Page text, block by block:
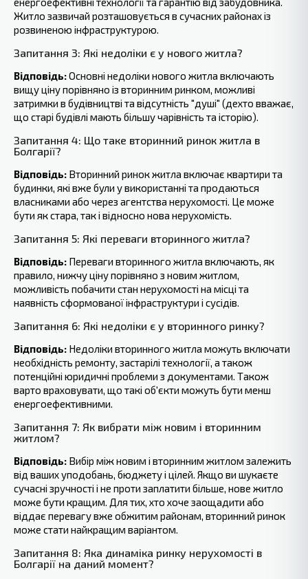
Житло зазвичай розташовується в сучасних районах із
розвиненою інфраструктурою.
Запитання 3: Які недоліки є у нового житла?
Відповідь:Основні недоліки нового житла включають
вищу ціну порівняно із вторинним ринком, можливі
затримки в будівництві та відсутність "душі" (дехто вважає,
що старі будівлі мають більшу чарівність та історію).
Запитання 4: Що ‍таке вторинний ринок житла в
Болгарії?
Відповідь: Вторинний ринок житла включає квартири та
будинки, які вже були у використанні та продаються
власниками або через агентства нерухомості. Це може
бути як стара, так і відносно нова нерухомість.
Запитання 5: Які переваги вторинного житла?
Відповідь: Переваги вторинного житла включають, як
правило, нижчу ціну порівняно з новим житлом,
можливість побачити стан нерухомості на місці та
наявність сформованої інфраструктури і сусідів.
Запитання 6: Які недоліки є у вторинного ринку?
Відповідь: Недоліки вторинного житла можуть включати
необхідність ремонту, застарілі технології, а також
потенційні юридичні проблеми з документами. Також
варто враховувати, що такі об'єкти можуть бути менш
енергоефективними.
Запитання 7: Як вибрати між новим і вторинним
житлом?
Відповідь: Вибір між новим і вторинним житлом залежить
від ваших уподобань, бюджету і цілей. Якщо ви шукаєте
сучасні зручності і не проти заплатити більше, нове житло
може бути кращим. Для тих, хто хоче заощадити або
віддає перевагу вже обжитим районам, вторинний ринок
може стати найкращим варіантом.
Запитання 8: Яка динаміка ринку нерухомості в
Болгарії на даний момент?